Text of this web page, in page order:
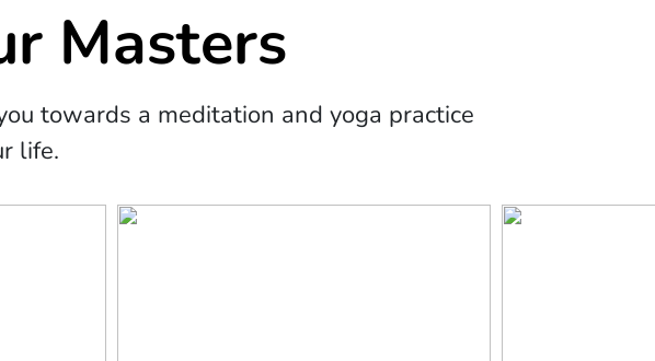
Masters
towards a meditation and yoga practice
life.